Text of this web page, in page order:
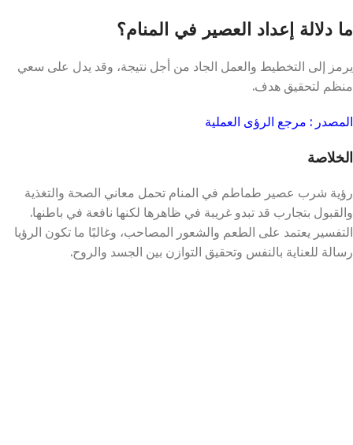
ما دلالة إعداد العصير في المنام؟
يرمز إلى التخطيط والعمل الجاد من أجل نتيجة، وقد يدل على سعي
منظم لتحقيق هدف.
المصدر : مرجع الرؤى العملية
الخلاصة
رؤية شرب عصير طماطم في المنام تحمل معاني الصحة والتغذية
والقبول بتجارب قد تبدو غريبة في ظاهرها لكنها نافعة في باطنها.
التفسير يعتمد على الطعم والشعور المصاحب، وغالبًا ما تكون الرؤيا
رسالة للعناية بالنفس وتحقيق التوازن بين الجسد والروح.